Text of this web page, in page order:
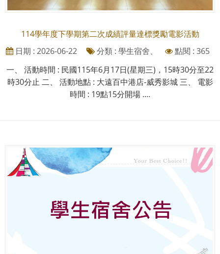
114學年度下學期第二次成績評量達標獎勵電影活動
日期 : 2026-06-22
分類 : 學生宿舍、
點閱 : 365
一、 活動時間 : 民國115年6月17日(星期三)，15時30分至22
時30分止 二、 活動地點 : 大遠百中港店-威秀影城 三、 電影
時間 : 19點15分開場 ....